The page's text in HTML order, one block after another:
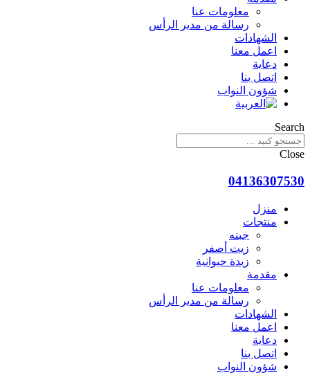
معلومات عنا
رسالة من مدير الرأس
الشهادات
اعمل معنا
دعاية
اتصل بنا
شؤون النواب
Search
Close
04136307530
منزل
منتجات
جبنه
زيت أصفر
زبدة حيوانية
مقدمة
معلومات عنا
رسالة من مدير الرأس
الشهادات
اعمل معنا
دعاية
اتصل بنا
شؤون النواب